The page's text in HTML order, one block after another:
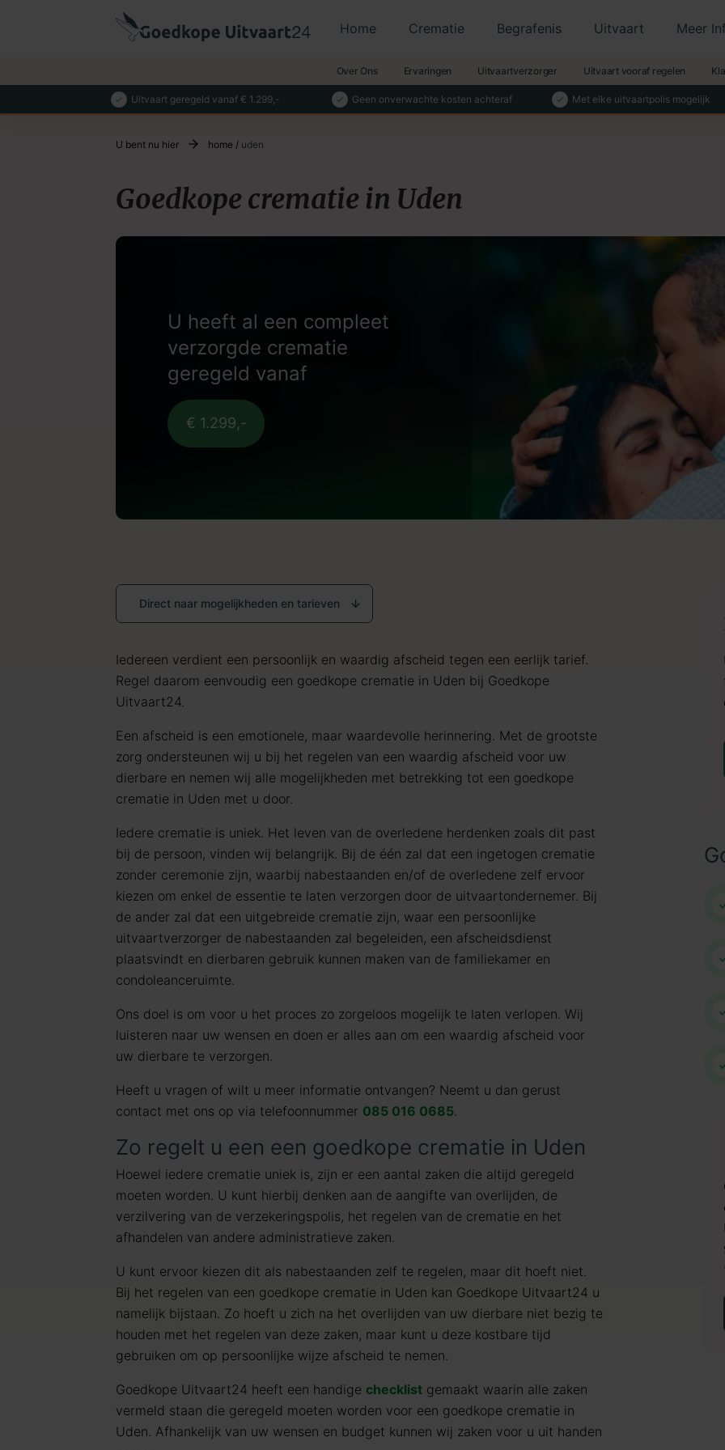
Home Crematie Begrafenis Uitvaart Meer
Over Ons Ervaringen Uitvaartverzorger Uitvaart vooraf regelen
Uitvaart geregeld vanaf € 1.299,- Geen onverwachte kosten achteraf Met elke uitvaartpolis mogelijk
U bent nu hier home / uden
Goedkope crematie in Uden
U heeft al een compleet
verzorgde crematie
geregeld vanaf
€ 1.299,-
Direct naar mogelijkheden en tarieven
Iedereen verdient een persoonlijk en waardig afscheid tegen een eerlijk tarief.
Regel daarom eenvoudig een goedkope crematie in Uden bij Goedkope
Uitvaart24.
Een afscheid is een emotionele, maar waardevolle herinnering. Met de grootste
zorg ondersteunen wij u bij het regelen van een waardig afscheid voor uw
dierbare en nemen wij alle mogelijkheden met betrekking tot een goedkope
crematie in Uden met u door.
Iedere crematie is uniek. Het leven van de overledene herdenken zoals dit past
bij de persoon, vinden wij belangrijk. Bij de één zal dat een ingetogen crematie
zonder ceremonie zijn, waarbij nabestaanden en/of de overledene zelf ervoor
kiezen om enkel de essentie te laten verzorgen door de uitvaartondernemer. Bij
de ander zal dat een uitgebreide crematie zijn, waar een persoonlijke
uitvaartverzorger de nabestaanden zal begeleiden, een afscheidsdienst
plaatsvindt en dierbaren gebruik kunnen maken van de familiekamer en
condoleanceruimte.
Ons doel is om voor u het proces zo zorgeloos mogelijk te laten verlopen. Wij
luisteren naar uw wensen en doen er alles aan om een waardig afscheid voor
uw dierbare te verzorgen.
Heeft u vragen of wilt u meer informatie ontvangen? Neemt u dan gerust
contact met ons op via telefoonnummer 085 016 0685.
Zo regelt u een een goedkope crematie in Uden
Hoewel iedere crematie uniek is, zijn er een aantal zaken die altijd geregeld
moeten worden. U kunt hierbij denken aan de aangifte van overlijden, de
verzilvering van de verzekeringspolis, het regelen van de crematie en het
afhandelen van andere administratieve zaken.
U kunt ervoor kiezen dit als nabestaanden zelf te regelen, maar dit hoeft niet.
Bij het regelen van een goedkope crematie in Uden kan Goedkope Uitvaart24 u
namelijk bijstaan. Zo hoeft u zich na het overlijden van uw dierbare niet bezig te
houden met het regelen van deze zaken, maar kunt u deze kostbare tijd
gebruiken om op persoonlijke wijze afscheid te nemen.
Goedkope Uitvaart24 heeft een handige checklist gemaakt waarin alle zaken
vermeld staan die geregeld moeten worden voor een goedkope crematie in
Uden. Afhankelijk van uw wensen en budget kunnen wij zaken voor u uit handen